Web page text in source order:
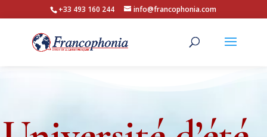
+33 493 160 244 info@francophonia.com